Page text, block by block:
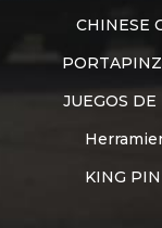
CHINESE
JUEGOS
KING